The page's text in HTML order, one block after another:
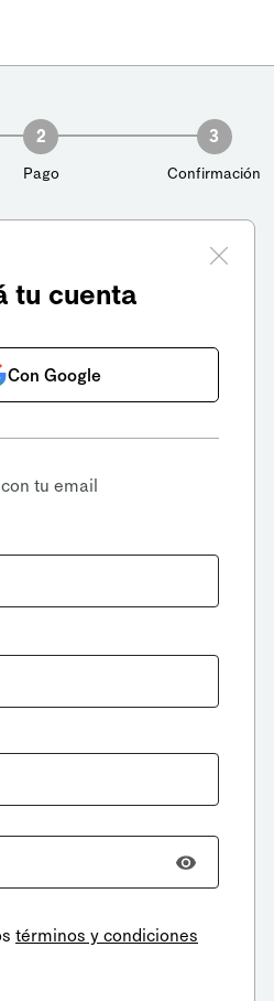
2
Pago
3
Confirmación
tu cuenta
Con Google
tu email
términos y condiciones